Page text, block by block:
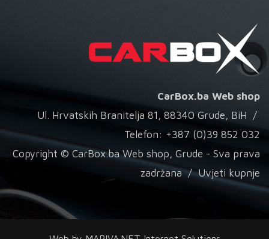
CarBox.ba Web shop
Ul. Hrvatskih Branitelja 81, 88340 Grude, BiH /
Telefon: +387 (0)39 852 032
Copyright © CarBox.ba Web shop, Grude - Sva prava
zadržana /Uvjeti kupnje